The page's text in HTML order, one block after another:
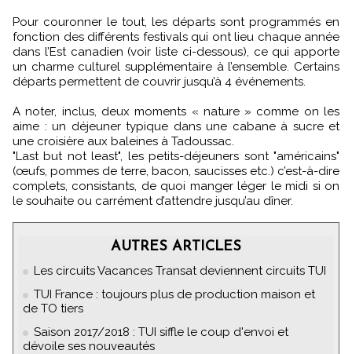
Pour couronner le tout, les départs sont programmés en
fonction des différents festivals qui ont lieu chaque année
dans l’Est canadien (voir liste ci-dessous), ce qui apporte
un charme culturel supplémentaire à l’ensemble. Certains
départs permettent de couvrir jusqu’à 4 événements.
A noter, inclus, deux moments « nature » comme on les
aime : un déjeuner typique dans une cabane à sucre et
une croisière aux baleines à Tadoussac.
"Last but not least", les petits-déjeuners sont "américains"
(œufs, pommes de terre, bacon, saucisses etc.) c’est-à-dire
complets, consistants, de quoi manger léger le midi si on
le souhaite ou carrément d’attendre jusqu’au dîner.
AUTRES ARTICLES
Les circuits Vacances Transat deviennent circuits TUI
TUI France : toujours plus de production maison et
de TO tiers
Saison 2017/2018 : TUI siffle le coup d'envoi et
dévoile ses nouveautés